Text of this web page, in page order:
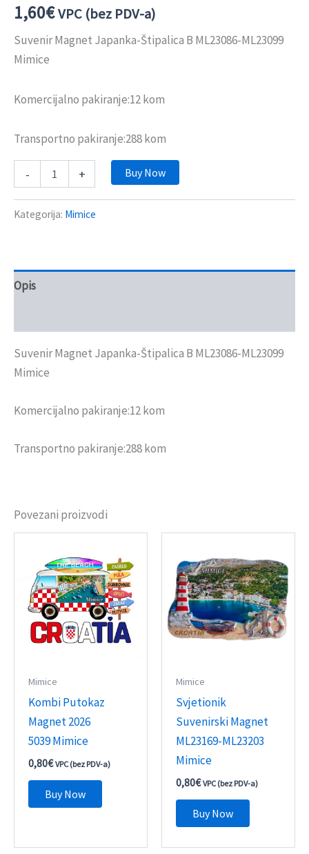
1,60€VPC (bez PDV-a)
Suvenir Magnet Japanka-Štipalica B ML23086-ML23099
Mimice
Komercijalno pakiranje:12 kom
Transportno pakiranje:288 kom
- + Buy Now
Kategorija: Mimice
Opis
Suvenir Magnet Japanka-Štipalica B ML23086-ML23099
Mimice
Komercijalno pakiranje:12 kom
Transportno pakiranje:288 kom
Povezani proizvodi
Mimice
Kombi Putokaz
Magnet 2026
5039 Mimice
0,80€ VPC (bez PDV-a)
Buy Now
Mimice
Svjetionik
Suvenirski Magnet
ML23169-ML23203
Mimice
0,80€ VPC (bez PDV-a)
Buy Now